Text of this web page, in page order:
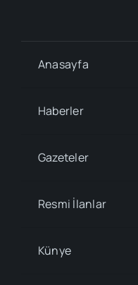
Anasayfa
Haberler
Gazeteler
Resmi İlanlar
Künye